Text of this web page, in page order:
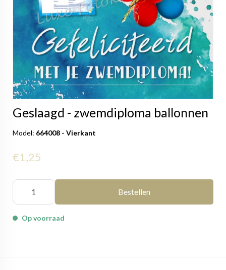
Geslaagd - zwemdiploma ballonnen
Model: 664008 - Vierkant
€1,25
Bestellen
Op voorraad